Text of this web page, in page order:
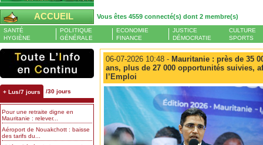
ACCUEIL Vous êtes 4559 connecté(s) dont 2 membre(s)
SANTÉ
HYGIÈNE
POLITIQUE
GÉNÉRALE
ECONOMIE
FINANCE
JUSTICE
DÉMOCRATIE
CULTURE
SPORTS
+ Lus/7 jours /30 jours
Pour une retraite digne en
Mauritanie : relever...
Aéroport de Nouakchott : baisse
des tarifs du...
06-07-2026 10:48 - Mauritanie : près de 35
ans, plus de 27 000 opportunités suivies,
l’Emploi